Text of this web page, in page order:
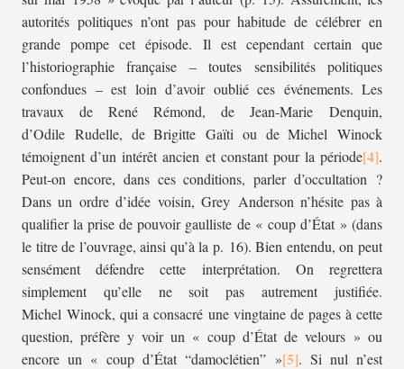
autorités politiques n’ont pas pour habitude de célébrer en
grande pompe cet épisode. Il est cependant certain que
l’historiographie française – toutes sensibilités politiques
confondues – est loin d’avoir oublié ces événements. Les
travaux de René Rémond, de Jean-Marie Denquin,
d’Odile Rudelle, de Brigitte Gaïti ou de Michel Winock
témoignent d’un intérêt ancien et constant pour la période
.
Peut-on encore, dans ces conditions, parler d’occultation ?
Dans un ordre d’idée voisin, Grey Anderson n’hésite pas à
qualifier la prise de pouvoir gaulliste de « coup d’État » (dans
le titre de l’ouvrage, ainsi qu’à la p. 16). Bien entendu, on peut
sensément défendre cette interprétation. On regrettera
simplement qu’elle ne soit pas autrement justifiée.
Michel Winock, qui a consacré une vingtaine de pages à cette
question, préfère y voir un « coup d’État de velours » ou
encore un « coup d’État “damoclétien” »
. Si nul n’est